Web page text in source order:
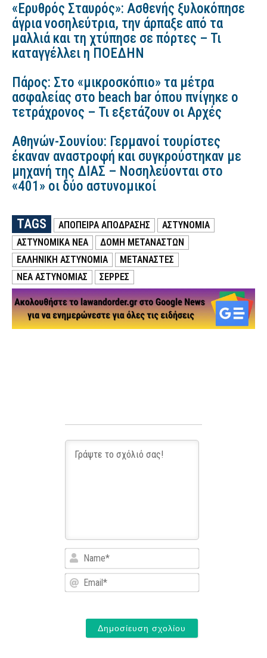
«Ερυθρός Σταυρός»: Ασθενής ξυλοκόπησε
άγρια νοσηλεύτρια, την άρπαξε από τα
μαλλιά και τη χτύπησε σε πόρτες – Τι
καταγγέλλει η ΠΟΕΔΗΝ
Πάρος: Στο «μικροσκόπιο» τα μέτρα
ασφαλείας στο beach bar όπου πνίγηκε ο
τετράχρονος – Τι εξετάζουν οι Αρχές
Αθηνών-Σουνίου: Γερμανοί τουρίστες
έκαναν αναστροφή και συγκρούστηκαν με
μηχανή της ΔΙΑΣ – Νοσηλεύονται στο
«401» οι δύο αστυνομικοί
TAGS ΑΠΟΠΕΙΡΑ ΑΠΟΔΡΑΣΗΣ
ΑΣΤΥΝΟΜΙΑ
ΑΣΤΥΝΟΜΙΚΑ ΝΕΑ
ΔΟΜΗ ΜΕΤΑΝΑΣΤΩΝ
ΕΛΛΗΝΙΚΗ ΑΣΤΥΝΟΜΙΑ
ΜΕΤΑΝΑΣΤΕΣ
ΝΕΑ ΑΣΤΥΝΟΜΙΑΣ
ΣΕΡΡΕΣ
Name*
Email*